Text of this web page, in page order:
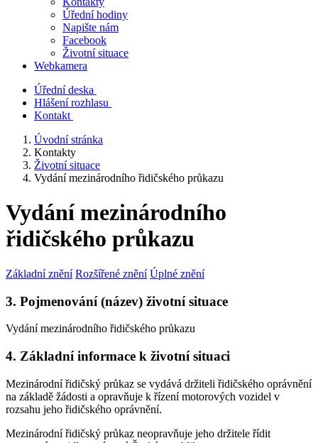
Úřední hodiny
Napište nám
Facebook
Životní situace
Webkamera
Úřední deska
Hlášení rozhlasu
Kontakt
Úvodní stránka
Kontakty
Životní situace
Vydání mezinárodního řidičského průkazu
Vydání mezinárodního
řidičského průkazu
Základní znění Rozšířené znění Úplné znění
3. Pojmenování (název) životní situace
Vydání mezinárodního řidičského průkazu
4. Základní informace k životní situaci
Mezinárodní řidičský průkaz se vydává držiteli řidičského oprávnění
na základě žádosti a opravňuje k řízení motorových vozidel v
rozsahu jeho řidičského oprávnění.
Mezinárodní řidičský průkaz neopravňuje jeho držitele řídit